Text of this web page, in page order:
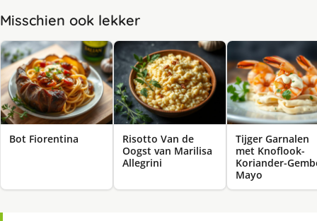
Misschien ook lekker
Bot Fiorentina
Risotto Van de
Oogst van Marilisa
Allegrini
Tijger Garnalen
met Knoflook-
Koriander-
Mayo